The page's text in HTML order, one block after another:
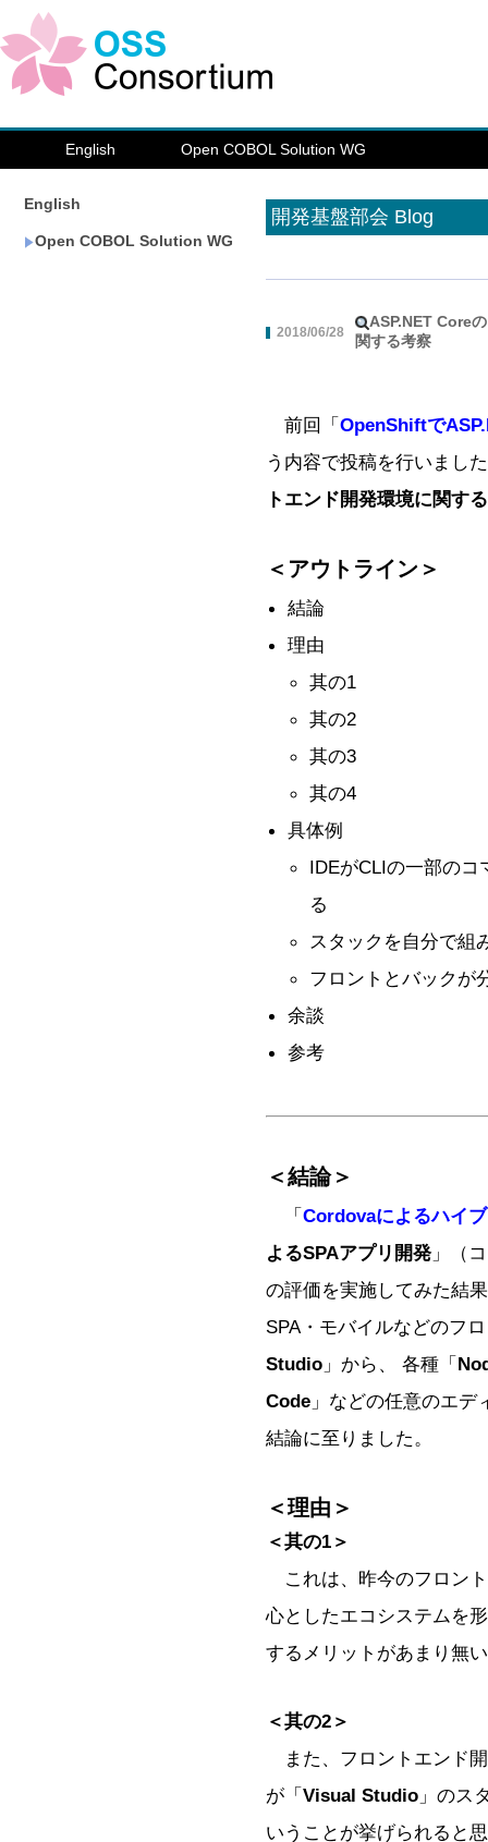
English Open COBOL Solution WG
English
Open COBOL Solution WG
開発基盤部会 Blog
2018/06/28
ASP.NET Core
関する考察
前回「 OpenShiftで
う内容で投稿を行いまし
トエンド開発環境に関す
＜アウトライン＞
結論
理由
其の1
其の2
其の3
其の4
具体例
IDEがCLIの一部の
る
スタックを自分で組
フロントとバックが
余談
参考
＜結論＞
「 Cordovaによるハイ
よるSPAアプリ開発」（
の評価を実施してみた結
SPA・モバイルなどのフ
Studio 」から、 各種「
Code 」などの任意のエ
結論に至りました。
＜理由＞
＜其の1＞
これは、昨今のフロン
心としたエコシステムを
するメリットがあまり無
＜其の2＞
また、フロントエンド
が「 Visual Studio 」のス
いうことが挙げられると